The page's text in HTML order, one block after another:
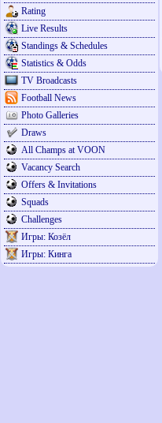
Rating
Live Results
Standings & Schedules
Statistics & Odds
TV Broadcasts
Football News
Photo Galleries
Draws
All Champs at VOON
Vacancy Search
Offers & Invitations
Squads
Challenges
Игры: Козёл
Игры: Кинга